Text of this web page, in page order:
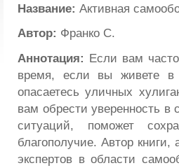
Название: Активная
Автор: Франко С.
Аннотация: Если вам
время, если вы живете в
опасаетесь уличных
вам обрести уверенность
ситуаций, поможет
благополучие. Автор
экспертов в области